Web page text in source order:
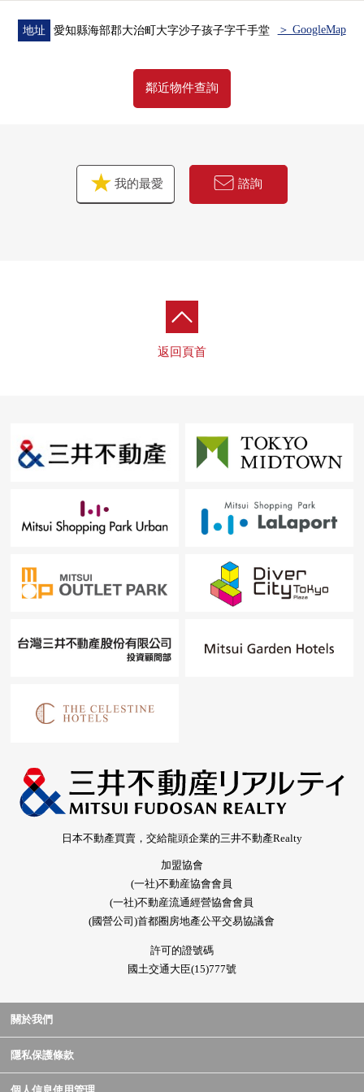
地址 愛知縣海部郡大治町大字沙子孩子字千手堂 ＞ GoogleMap
鄰近物件查詢
我的最愛 諮詢
返回頁首
日本不動產買賣，交給龍頭企業的三井不動產Realty
加盟協會
(一社)不動産協會會員
(一社)不動産流通經營協會會員
(國營公司)首都圈房地產公平交易協議會
許可的證號碼
國土交通大臣(15)777號
關於我們
隱私保護條款